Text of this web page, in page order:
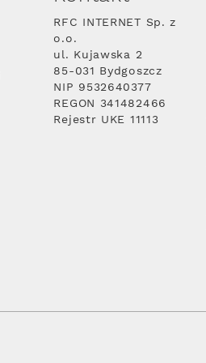
RFC INTERNET Sp. z
o.o.
ul. Kujawska 2
85-031 Bydgoszcz
NIP 9532640377
REGON 341482466
Rejestr UKE 11113